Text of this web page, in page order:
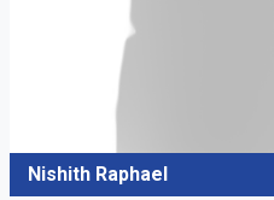
Nishith Raphael